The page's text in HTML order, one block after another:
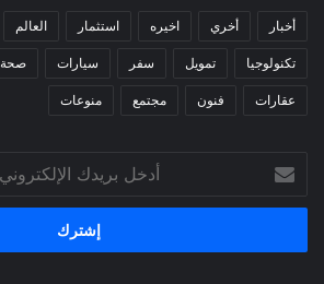
أخبار أخري اخيره استثمار العالم
تكنولوجيا تمويل سفر سيارات صحة
عقارات فنون مجتمع منوعات
بريدك
الإلكتروني